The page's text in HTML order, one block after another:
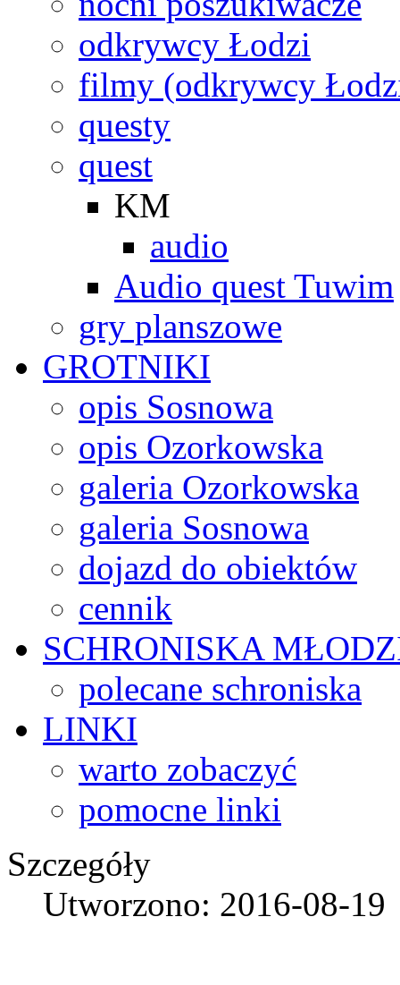
odkrywcy Łodzi
filmy (odkrywcy
questy
quest
KM
audio
Audio quest Tuwim
gry planszowe
GROTNIKI
opis Sosnowa
opis Ozorkowska
galeria Ozorkowska
galeria Sosnowa
dojazd do obiektów
cennik
SCHRONISKA
polecane schroniska
LINKI
warto zobaczyć
pomocne linki
Szczegóły
Utworzono: 2016-08-19